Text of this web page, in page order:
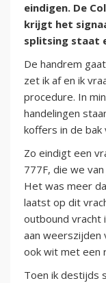
eindigen. De
krijgt het
splitsing staat
De handrem
zet ik af en ik
procedure. In
handelingen
koffers in de bak
Zo eindigt een
777F, die we
Het was meer
laatst op dit
outbound vracht
aan weerszijden
ook wit met een
Toen ik destijds